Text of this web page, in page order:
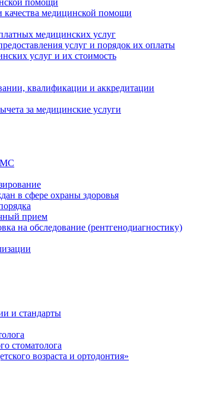
помощи
качества медицинской помощи
медицинских услуг
услуг и порядок их оплаты
услуг и их стоимость
квалификации и аккредитации
за медицинские услуги
в сфере охраны здоровья
прием
на обследование (рентгенодиагностику)
и стандарты
стоматолога
возраста и ортодонтия»